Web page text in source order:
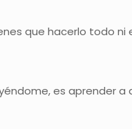
que hacerlo todo
es aprender